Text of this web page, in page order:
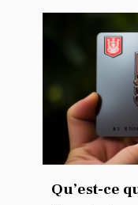
Qu’est-ce